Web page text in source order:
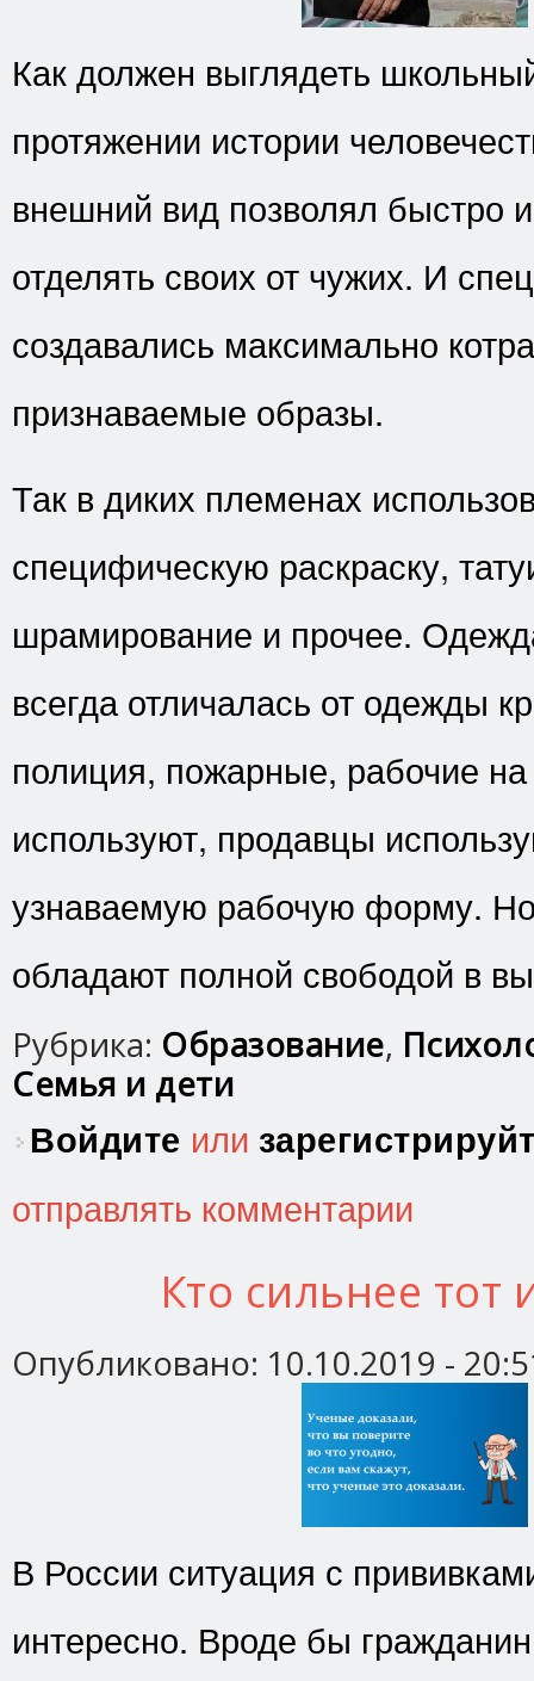
Как должен выглядеть
протяжении истории
внешний вид позволял быстро
отделять своих от чужих. И
создавались максимально
признаваемые образы.
Так в диких племенах
специфическую раскраску,
шрамирование и прочее.
всегда отличалась от одежды
полиция, пожарные, рабочие на
используют, продавцы
узнаваемую рабочую форму.
обладают полной свободой в
Рубрика: Образование,
Семья и дети
Войдите или
отправлять комментарии
Кто сильнее тот
Опубликовано: 10.10.2019 -
В России ситуация с
интересно. Вроде бы